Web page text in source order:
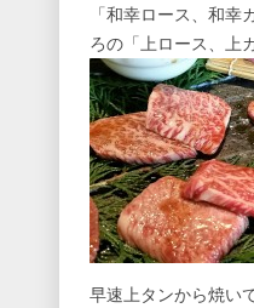
「和幸ロース、和幸
ろの「上ロース、上
早速上タンから焼い